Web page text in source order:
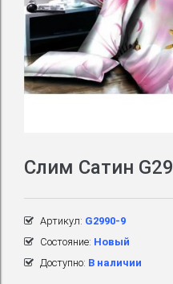
Слим Сатин
Артикул: G2990-9
Состояние: Новый
Доступно: В наличии